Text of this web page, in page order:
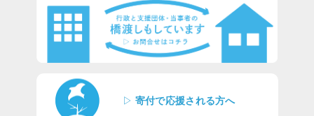
▷ 寄付で応援される方へ